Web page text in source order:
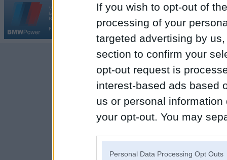
If you wish to opt-out of
processing of your
targeted advertising by
section to confirm your
opt-out request is
interest-based ads based
us or personal
your opt-out. You may
Personal Data Processing Opt Outs
Vortāls BMWPower.lv darbojas
kopš 2002. gada 14. maija. Tas nav auto klubs un nav saistīts ar
BMW AG.
Par BMWPower
Kontakti